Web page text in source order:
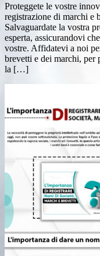
Proteggete le vostre
registrazione di marchi e
Salvaguardate la vostra
esperta, assicurandovi
vostre. Affidatevi a noi
brevetti e dei marchi, per
la […]